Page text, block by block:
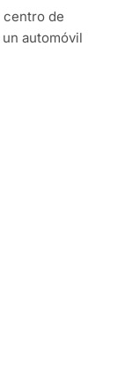
centro de
automóvil